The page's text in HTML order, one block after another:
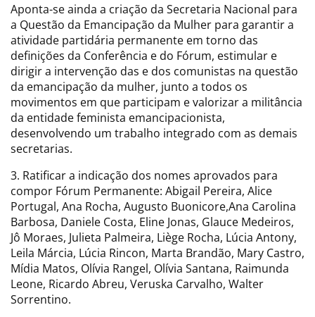
Aponta-se ainda a criação da Secretaria Nacional para
a Questão da Emancipação da Mulher para garantir a
atividade partidária permanente em torno das
definições da Conferência e do Fórum, estimular e
dirigir a intervenção das e dos comunistas na questão
da emancipação da mulher, junto a todos os
movimentos em que participam e valorizar a militância
da entidade feminista emancipacionista,
desenvolvendo um trabalho integrado com as demais
secretarias.
3. Ratificar a indicação dos nomes aprovados para
compor Fórum Permanente: Abigail Pereira, Alice
Portugal, Ana Rocha, Augusto Buonicore,Ana Carolina
Barbosa, Daniele Costa, Eline Jonas, Glauce Medeiros,
Jô Moraes, Julieta Palmeira, Liège Rocha, Lúcia Antony,
Leila Márcia, Lúcia Rincon, Marta Brandão, Mary Castro,
Mídia Matos, Olívia Rangel, Olívia Santana, Raimunda
Leone, Ricardo Abreu, Veruska Carvalho, Walter
Sorrentino.